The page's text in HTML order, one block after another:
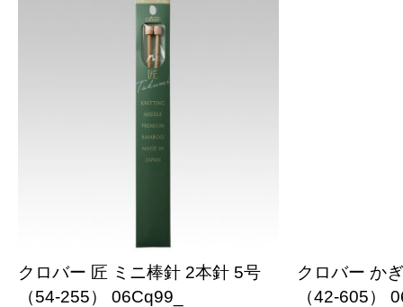
クロバー 匠 ミニ棒針 2本針 5号
（54-255） 06Cq99_
クロバー か
（42-605）